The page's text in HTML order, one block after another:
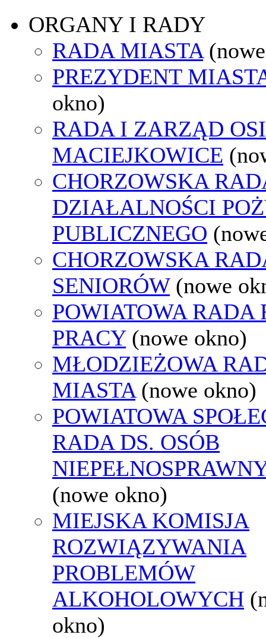
ORGANY I RADY
RADA MIASTA
PREZYDENT
okno)
RADA I ZARZĄD
MACIEJKOWICE
CHORZOWSKA
DZIAŁALNOŚCI
PUBLICZNEGO
CHORZOWSKA
SENIORÓW (nowe
POWIATOWA RADA
PRACY (nowe okno)
MŁODZIEŻOWA
MIASTA (nowe okno)
POWIATOWA
RADA DS. OSÓB
(nowe okno)
MIEJSKA KOMISJA
ROZWIĄZYWANIA
PROBLEMÓW
ALKOHOLOWYCH
okno)